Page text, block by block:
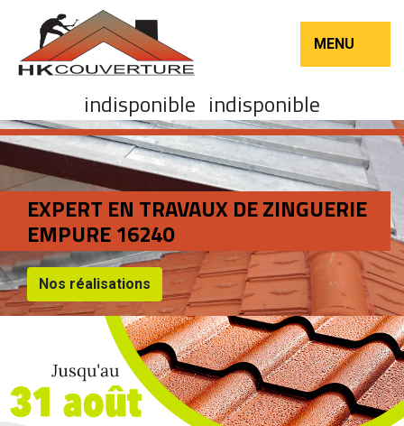
MENU
indisponible indisponible
EXPERT EN TRAVAUX DE ZINGUERIE
EMPURE 16240
Nos réalisations